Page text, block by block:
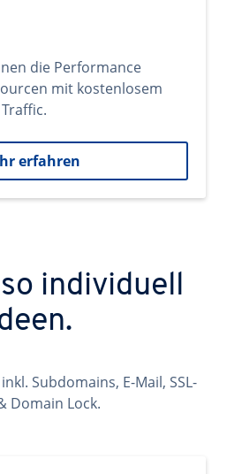
die Performance
mit kostenlosem
erfahren
individuell
Subdomains, E-Mail, SSL-
Domain Lock.